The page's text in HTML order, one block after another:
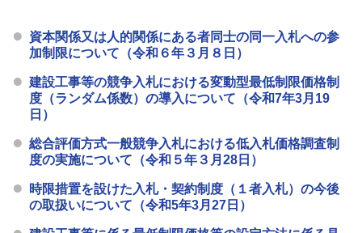
資本関係又は人的関係にある者同士の同一入札への参
加制限について（令和６年３月８日）
建設工事等の競争入札における変動型最低制限価格制
度（ランダム係数）の導入について（令和7年3月19
日）
総合評価方式一般競争入札における低入札価格調査制
度の実施について（令和５年３月28日）
時限措置を設けた入札・契約制度（１者入札）の今後
の取扱いについて（令和5年3月27日）